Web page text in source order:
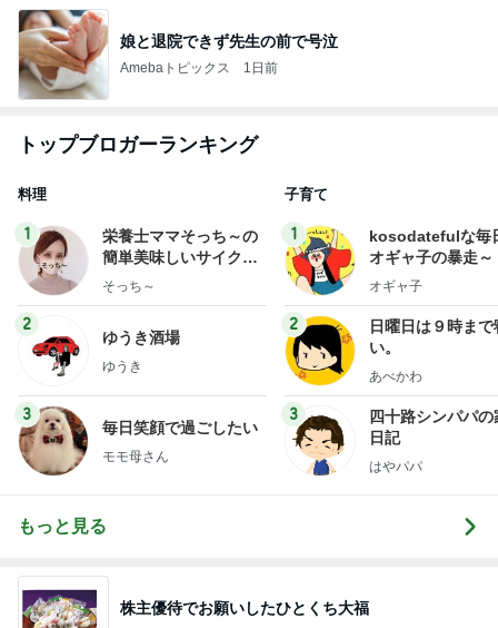
娘と退院できず先生の前で号泣
Amebaトピックス 1日前
トップブロガーランキング
料理
1
栄養士ママそっち～の
簡単美味しいサイクル
献立
そっち～
2
ゆうき酒場
ゆうき
3
毎日笑顔で過ごしたい
モモ母さん
子育て
1
kosodatefulな毎
オギャ子の暴走～
オギャ子
2
日曜日は９時まで
い。
あべかわ
3
四十路シンパパの
日記
はやパパ
もっと見る
株主優待でお願いしたひとくち大福